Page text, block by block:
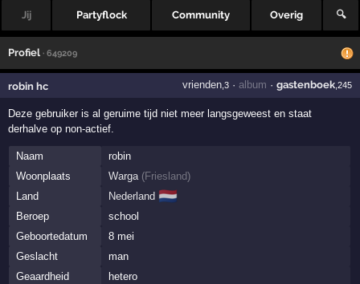
Jij Partyflock Community Overig 🔍
Profiel · 649209
robin hc vrienden,3· album · gastenboek,245
Deze gebruiker is al geruime tijd niet meer langsgeweest en staat
derhalve op non-actief.
Naam
robin
Woonplaats
Warga (Friesland)
Land
Nederland 🇳🇱
Beroep
school
Geboortedatum
8 mei
Geslacht
man
Geaardheid
hetero